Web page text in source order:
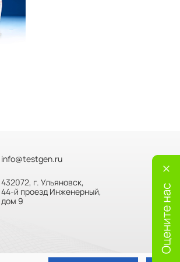
+2 …+30 °C до 5 суток
info@testgen.ru
432072, г. Ульяновск,
44-й проезд Инженерный,
дом 9